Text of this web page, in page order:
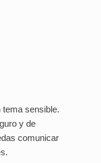
tema sensible.
y de
comunicar